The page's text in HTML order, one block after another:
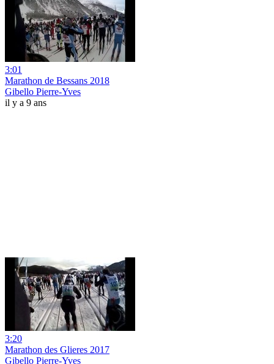
3:01
Marathon de Bessans 2018
Gibello Pierre-Yves
il y a 9 ans
3:20
Marathon des Glieres 2017
Gibello Pierre-Yves